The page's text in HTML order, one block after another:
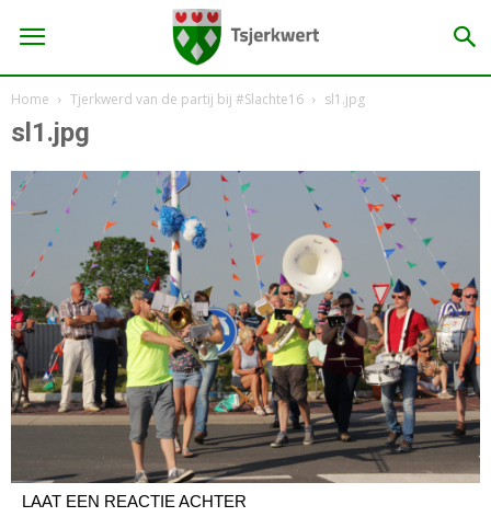
Home Tjerkwerd van de partij bij #Slachte16 sl1.jpg
sl1.jpg
LAAT EEN REACTIE ACHTER